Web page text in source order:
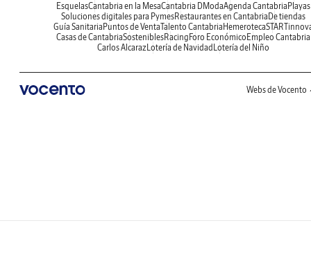
EsquelasCantabria en la MesaCantabria DModaAgenda Cantabria Playas
Soluciones digitales para PymesRestaurantes en Cantabria De tiendas
Guía Sanitaria Puntos de VentaTalento Cantabria Hemeroteca
Casas de CantabriaSosteniblesRacing Foro Económico Empleo Cantabria
Carlos AlcarazLotería de Navidad Lotería del Niño
Webs de Vocento